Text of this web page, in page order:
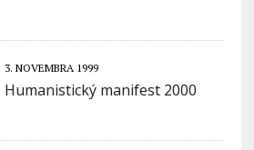
3. NOVEMBRA 1999
Humanistický manifest 2000